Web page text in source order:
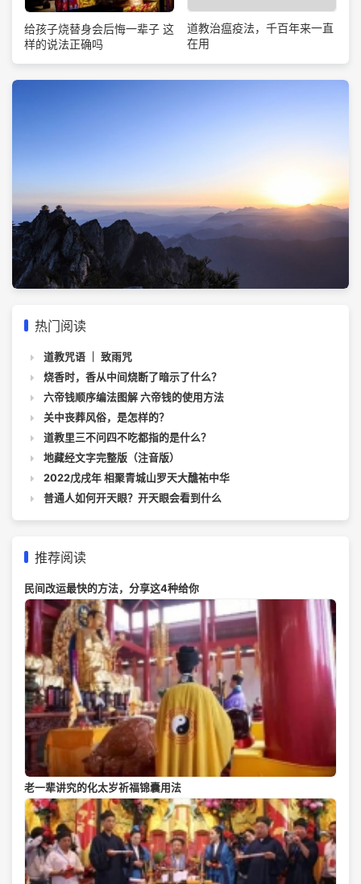
给孩子烧替身会后悔一辈子 这
样的说法正确吗
道教治瘟疫法，千百年来一直
在用
热门阅读
道教咒语 ｜ 致雨咒
烧香时，香从中间烧断了暗示了什么？
六帝钱顺序编法图解 六帝钱的使用方法
关中丧葬风俗，是怎样的？
道教里三不问四不吃都指的是什么？
地藏经文字完整版（注音版）
2022戊戌年 相聚青城山罗天大醮祐中华
普通人如何开天眼？开天眼会看到什么
推荐阅读
民间改运最快的方法，分享这4种给你
老一辈讲究的化太岁祈福锦囊用法